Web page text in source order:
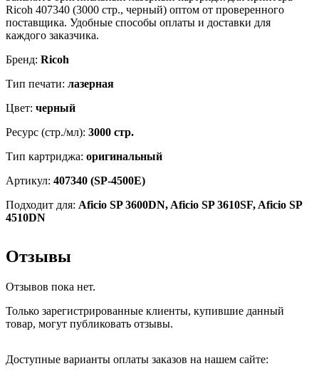
4510SF,
чёрный,
6000
Ricoh 407340 (3000 стр., черный) оптом от проверенного
поставщика. Удобные способы оплаты и доставки для
каждого заказчика.
Бренд: Ricoh
Тип печати: лазерная
Цвет: черный
Ресурс (стр./мл): 3000 стр.
Тип картриджа: оригинальный
Артикул: 407340 (SP-4500E)
Подходит для: Aficio SP 3600DN, Aficio SP 3610SF, Aficio SP
4510DN
Отзывы
Отзывов пока нет.
Только зарегистрированные клиенты, купившие данный
товар, могут публиковать отзывы.
Доступные варианты оплаты заказов на нашем сайте: